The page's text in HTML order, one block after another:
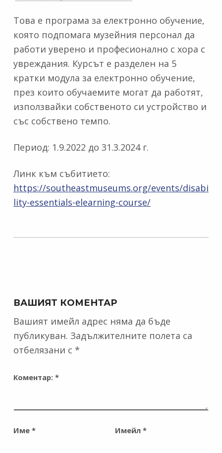
Това е програма за електронно обучение,
която подпомага музейния персонал да
работи уверено и професионално с хора с
увреждания. Курсът е разделен на 5
кратки модула за електронно обучение,
през които обучаемите могат да работят,
използвайки собственото си устройство и
със собствено темпо.
Период: 1.9.2022 до 31.3.2024 г.
Линк към събитието:
https://southeastmuseums.org/events/disabi
lity-essentials-elearning-course/
Skip back to main navigation
ВАШИЯТ КОМЕНТАР
Вашият имейл адрес няма да бъде
публикуван. Задължителните полета са
отбелязани с *
Коментар: *
Име * Имейл *